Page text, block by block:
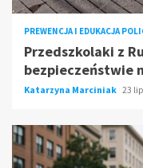
PREWENCJA I EDUKACJA
Przedszkolaki z
bezpieczeństwie
Katarzyna Marciniak 23